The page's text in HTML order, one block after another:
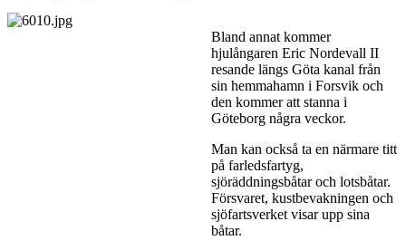
Bland annat kommer
hjulångaren Eric Nordevall II
resande längs Göta kanal från
sin hemmahamn i Forsvik och
den kommer att stanna i
Göteborg några veckor.
Man kan också ta en närmare titt
på farledsfartyg,
sjöräddningsbåtar och lotsbåtar.
Försvaret, kustbevakningen och
sjöfartsverket visar upp sina
båtar.